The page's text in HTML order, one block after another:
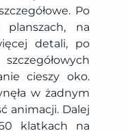
Po
planszach, na
detali, po
cieszy oko.
w żadnym
animacji. Dalej
klatkach na